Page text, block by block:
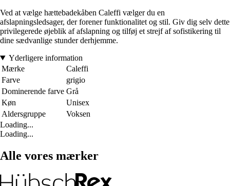
Ved at vælge hættebadekåben Caleffi vælger du en
afslapningsledsager, der forener funktionalitet og stil. Giv dig selv dette
privilegerede øjeblik af afslapning og tilføj et strejf af sofistikering til
dine sædvanlige stunder derhjemme.
Yderligere information
Mærke
Caleffi
Farve
grigio
Dominerende farve Grå
Køn
Unisex
Aldersgruppe
Voksen
Loading...
Loading...
Alle vores mærker